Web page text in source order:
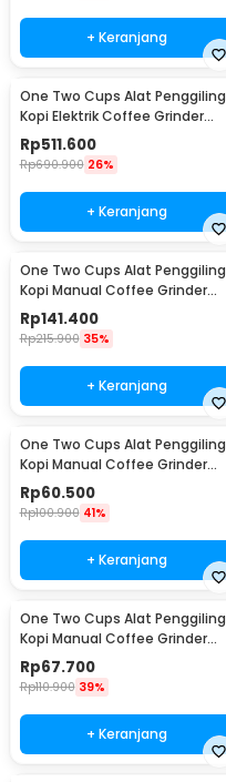
+ Keranjang
One Two Cups Alat Penggiling
Kopi Elektrik Coffee Grinder
Adjustable - 600N
Rp511.600
Rp690.900 26%
+ Keranjang
One Two Cups Alat Penggiling
Kopi Manual Coffee Grinder
Wood 30g - CW85532
Rp141.400
Rp215.900 35%
+ Keranjang
One Two Cups Alat Penggiling
Kopi Manual Coffee Grinder
Adjustable - RHNHA0176
Rp60.500
Rp100.900 41%
+ Keranjang
One Two Cups Alat Penggiling
Kopi Manual Coffee Grinder
Adjustable - CF4146
Rp67.700
Rp110.900 39%
+ Keranjang